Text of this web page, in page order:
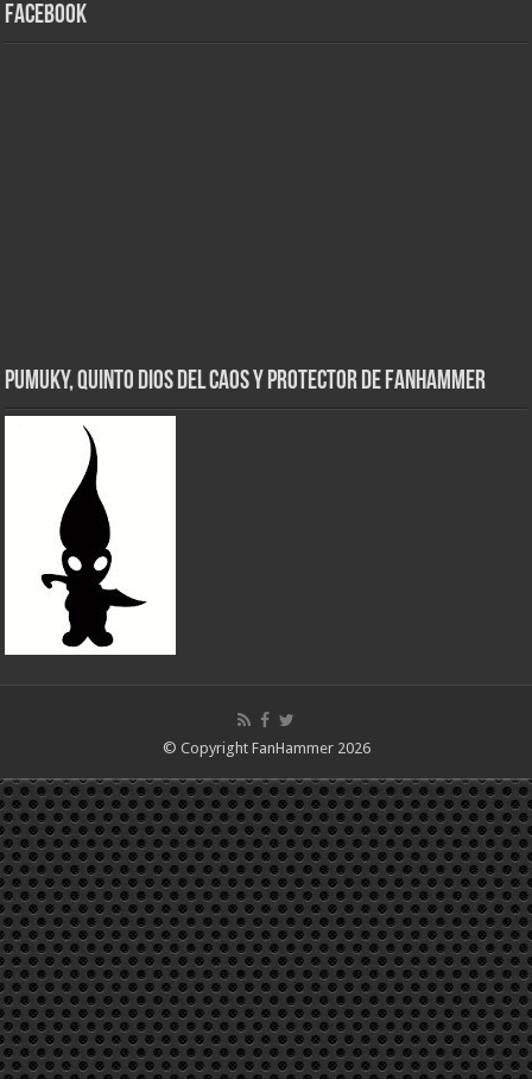
Facebook
Pumuky, Quinto Dios del Caos y Protector de FanHammer
© Copyright FanHammer 2026